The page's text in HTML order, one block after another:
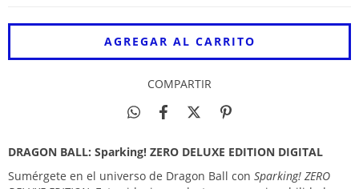
COMPARTIR
DRAGON BALL: Sparking! ZERO DELUXE EDITION DIGITAL
Sumérgete en el universo de Dragon Ball con Sparking! ZERO